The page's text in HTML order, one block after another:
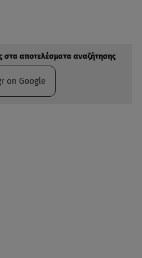
στα αποτελέσματα αναζήτησης
on Google